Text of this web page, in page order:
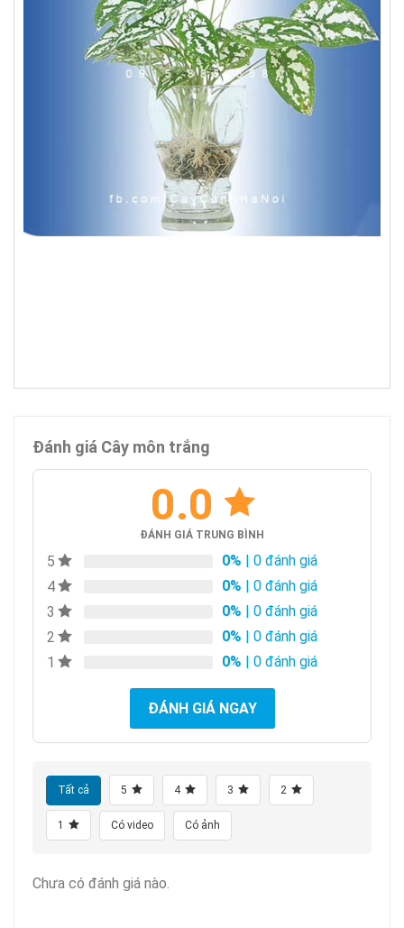
Đánh giá Cây môn trắng
0.0
ĐÁNH GIÁ TRUNG BÌNH
5 0% | 0 đánh giá
4
0% | 0 đánh giá
3
0% | 0 đánh giá
2
0% | 0 đánh giá
1
0% | 0 đánh giá
ĐÁNH GIÁ NGAY
Tất cả 5 4 3 2
1 Có video Có ảnh
Chưa có đánh giá nào.